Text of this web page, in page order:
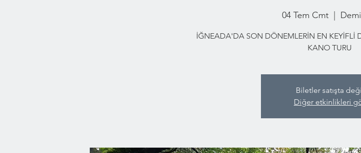
04 Tem Cmt
  |
İĞNEADA'DA SON DÖNEMLERİN EN KEYİFLİ
KANO TURU
Biletler satışta
Diğer etkinlikleri